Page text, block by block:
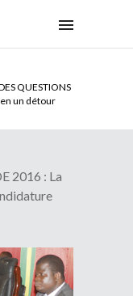
BENINOIS :
!
2016 : La